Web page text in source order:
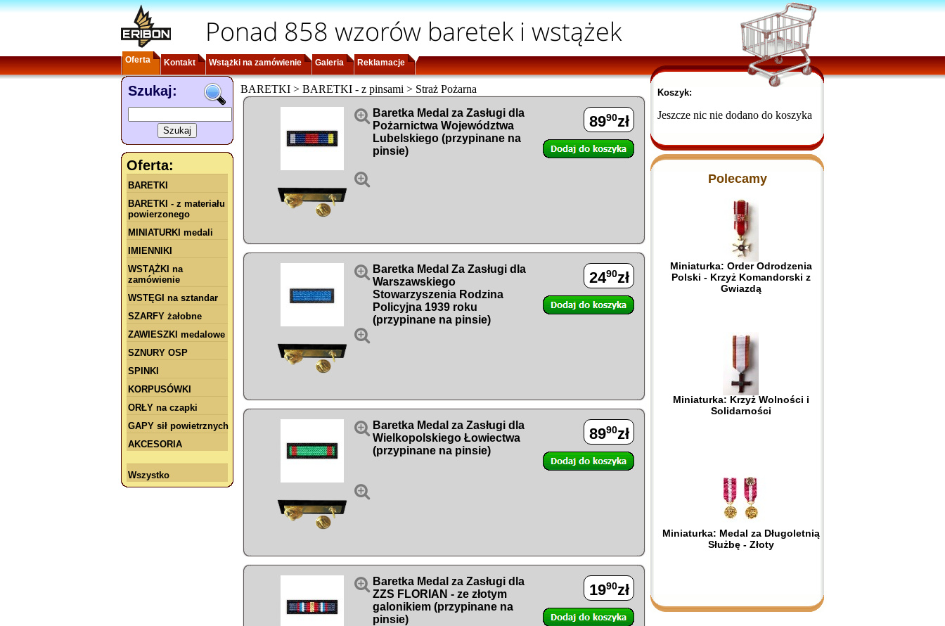
Ponad 858 wzorów baretek i wstążek
Oferta Kontakt Wstążki na zamówienie Galeria Reklamacje
Szukaj:
Oferta:
BARETKI
BARETKI - z materiału
powierzonego
MINIATURKI medali
IMIENNIKI
WSTĄŻKI na
zamówienie
WSTĘGI na sztandar
SZARFY żałobne
ZAWIESZKI medalowe
SZNURY OSP
SPINKI
KORPUSÓWKI
ORŁY na czapki
GAPY sił powietrznych
AKCESORIA
Wszystko
BARETKI > BARETKI - z pinsami > Straż Pożarna


Baretka Medal za Zasługi dla
Pożarnictwa Województwa
Lubelskiego (przypinane na
pinsie)
8990zł


Baretka Medal Za Zasługi dla
Warszawskiego
Stowarzyszenia Rodzina
Policyjna 1939 roku
(przypinane na pinsie)
2490zł


Baretka Medal za Zasługi dla
Wielkopolskiego Łowiectwa
(przypinane na pinsie)
8990zł
 Baretka Medal za Zasługi dla
ZZS FLORIAN - ze złotym
galonikiem (przypinane na
pinsie)
1990zł
Koszyk:
Jeszcze nic nie dodano do koszyka
Polecamy
Miniaturka: Order Odrodzenia
Polski - Krzyż Komandorski z
Gwiazdą
Miniaturka: Krzyż Wolności i
Solidarności
Miniaturka: Medal za Długoletnią
Służbę - Złoty